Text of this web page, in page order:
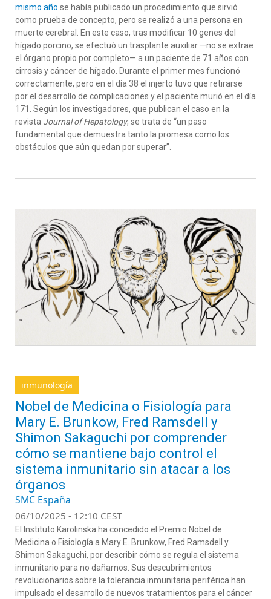
mismo año se había publicado un procedimiento que sirvió
como prueba de concepto, pero se realizó a una persona en
muerte cerebral. En este caso, tras modificar 10 genes del
hígado porcino, se efectuó un trasplante auxiliar —no se extrae
el órgano propio por completo— a un paciente de 71 años con
cirrosis y cáncer de hígado. Durante el primer mes funcionó
correctamente, pero en el día 38 el injerto tuvo que retirarse
por el desarrollo de complicaciones y el paciente murió en el día
171. Según los investigadores, que publican el caso en la
revista Journal of Hepatology, se trata de “un paso
fundamental que demuestra tanto la promesa como los
obstáculos que aún quedan por superar”.
inmunología
Nobel de Medicina o Fisiología para
Mary E. Brunkow, Fred Ramsdell y
Shimon Sakaguchi por comprender
cómo se mantiene bajo control el
sistema inmunitario sin atacar a los
órganos
SMC España
06/10/2025 - 12:10 CEST
El Instituto Karolinska ha concedido el Premio Nobel de
Medicina o Fisiología a Mary E. Brunkow, Fred Ramsdell y
Shimon Sakaguchi, por describir cómo se regula el sistema
inmunitario para no dañarnos. Sus descubrimientos
revolucionarios sobre la tolerancia inmunitaria periférica han
impulsado el desarrollo de nuevos tratamientos para el cáncer